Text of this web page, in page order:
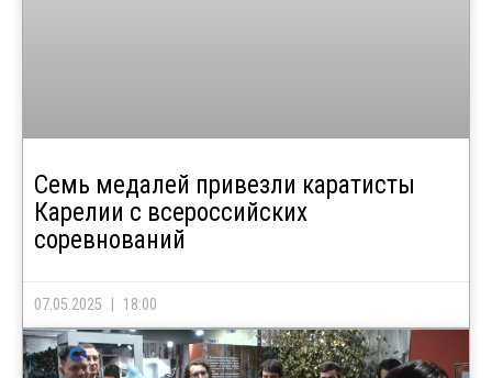
Семь медалей привезли каратисты
Карелии с всероссийских
соревнований
07.05.2025 18:00